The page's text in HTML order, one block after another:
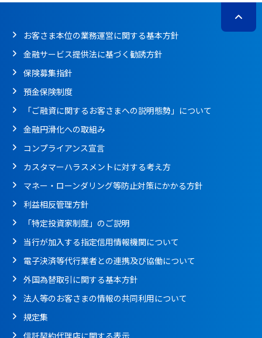
お客さま本位の業務運営に関する基本方針
金融サービス提供法に基づく勧誘方針
保険募集指針
預金保険制度
「ご融資に関するお客さまへの説明態勢」について
金融円滑化への取組み
コンプライアンス宣言
カスタマーハラスメントに対する考え方
マネー・ローンダリング等防止対策にかかる方針
利益相反管理方針
「特定投資家制度」のご説明
当行が加入する指定信用情報機関について
電子決済等代行業者との連携及び協働について
外国為替取引に関する基本方針
法人等のお客さまの情報の共同利用について
規定集
信託契約代理店に関する表示